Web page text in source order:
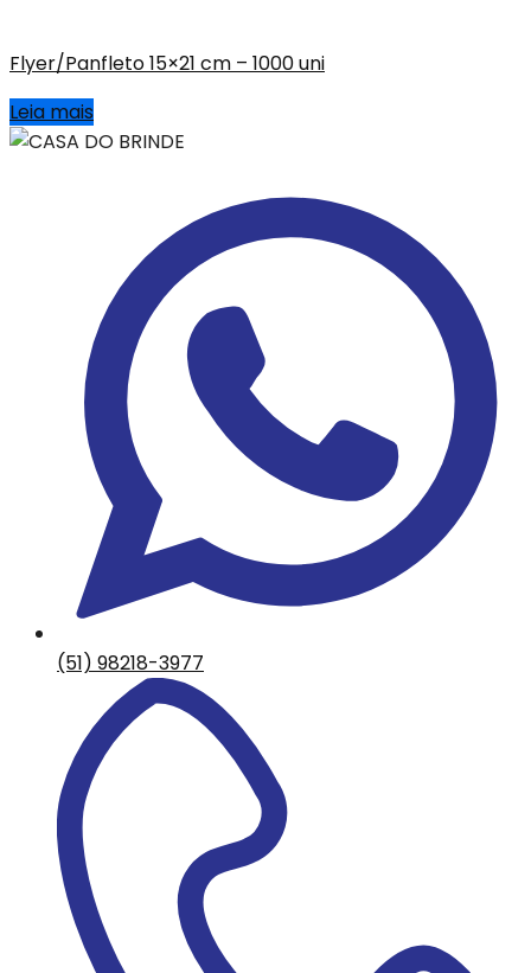
Flyer/Panfleto 15×21 cm – 1000 uni
Leia mais
(51) 98218-3977